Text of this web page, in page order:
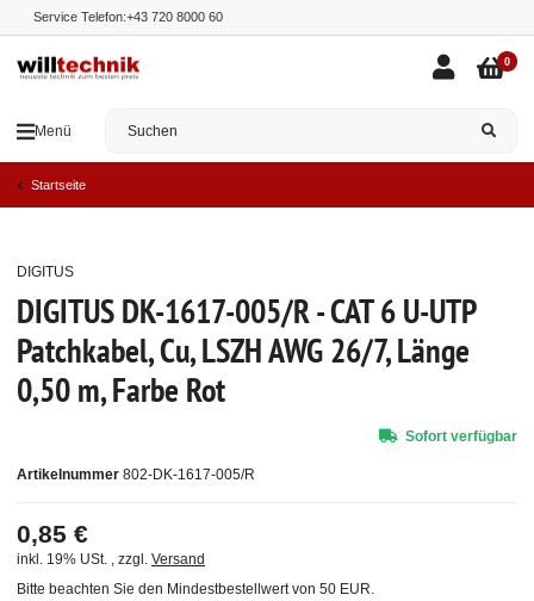
Service Telefon:+43 720 8000 60
Menü
0
Startseite
DIGITUS DK-1617-005/R - CAT 6 U-UTP
Patchkabel, Cu, LSZH AWG 26/7, Länge
0,50 m, Farbe Rot
Artikelnummer 802-DK-1617-005/R
DIGITUS
0,85 €
inkl. 19% USt. , zzgl. Versand
Bitte beachten Sie den Mindestbestellwert von 50 EUR.
Sofort verfügbar